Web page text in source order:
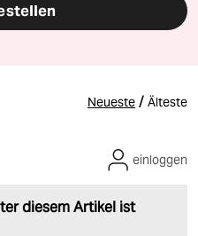
Neueste / Älteste
diesem Artikel ist
einloggen